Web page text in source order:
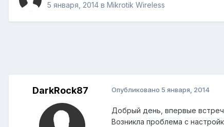
5 января, 2014 в Mikrotik Wireless
DarkRock87 Опубликовано 5 января, 2014
Добрый день, впервые
Возникла проблема с